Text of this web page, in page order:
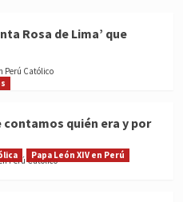
Rosa de Lima’ que
Perú Católico
contamos quién era y por
Perú CatólicoPapa León XIV en Perú